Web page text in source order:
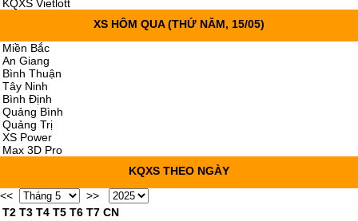
KQXS Vietlott
XS HÔM QUA(THỨ NĂM, 15/05)
Miền Bắc
An Giang
Bình Thuận
Tây Ninh
Bình Định
Quảng Bình
Quảng Trị
XS Power
Max 3D Pro
KQXS THEO NGÀY
<<
>>
T2 T3 T4 T5 T6 T7 CN